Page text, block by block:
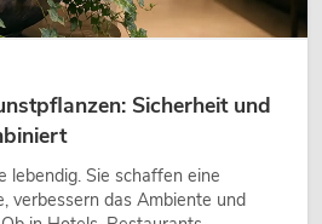
Sicherheit und
lebendig. Sie schaffen eine
verbessern das Ambiente und